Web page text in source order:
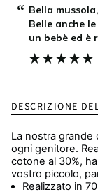
“ Bella mussola, di buona consistenza e materiali.
Belle anche
un bebè ed è
tempo.
nell'accudire
DESCRIZIONE
La nostra
ogni genitore.
cotone al 30%,
vostro piccolo,
Realizzato in